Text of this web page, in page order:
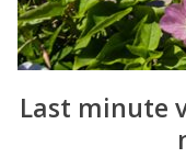
Last minute